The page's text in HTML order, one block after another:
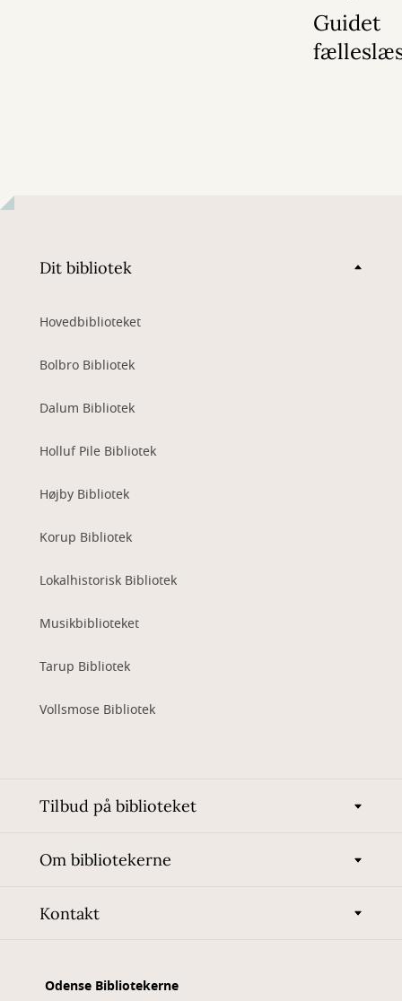
2026
Guidet
Dit bibliotek
Hovedbiblioteket
Bolbro Bibliotek
Dalum Bibliotek
Holluf Pile Bibliotek
Højby Bibliotek
Korup Bibliotek
Lokalhistorisk Bibliotek
Musikbiblioteket
Tarup Bibliotek
Vollsmose Bibliotek
Tilbud på biblioteket
Om bibliotekerne
Kontakt
Odense Bibliotekerne